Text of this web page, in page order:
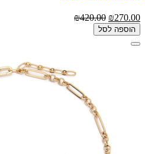
₪270.00
₪420.00
הוספה לסל